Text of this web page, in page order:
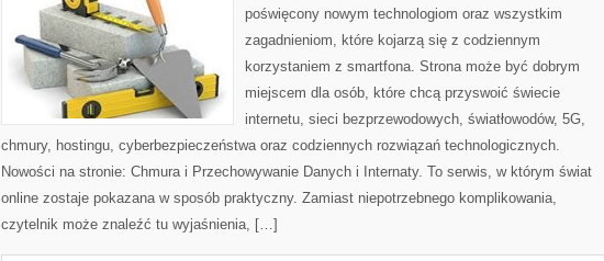
poświęcony nowym technologiom oraz wszystkim
zagadnieniom, które kojarzą się z codziennym
korzystaniem z smartfona. Strona może być dobrym
miejscem dla osób, które chcą przyswoić świecie
internetu, sieci bezprzewodowych, światłowodów, 5G,
chmury, hostingu, cyberbezpieczeństwa oraz codziennych rozwiązań technologicznych.
Nowości na stronie: Chmura i Przechowywanie Danych i Internaty. To serwis, w którym świat
online zostaje pokazana w sposób praktyczny. Zamiast niepotrzebnego komplikowania,
czytelnik może znaleźć tu wyjaśnienia, […]